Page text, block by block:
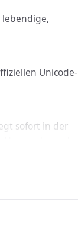
Unicode-
sofort in der
So wird